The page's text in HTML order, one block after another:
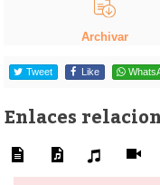
Archivar
Tweet Like
Enlaces